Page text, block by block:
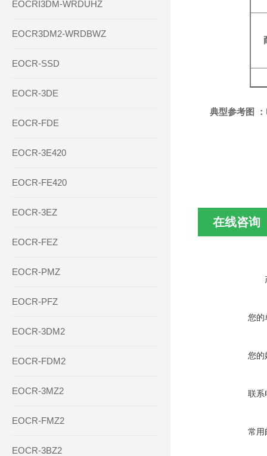
EOCRI3DM-WRDUHZ
EOCR3DM2-WRDBWZ
EOCR-SSD
EOCR-3DE
EOCR-FDE
EOCR-3E420
EOCR-FE420
EOCR-3EZ
EOCR-FEZ
EOCR-PMZ
EOCR-PFZ
EOCR-3DM2
EOCR-FDM2
EOCR-3MZ2
EOCR-FMZ2
EOCR-3BZ2
典型参考图
在线咨询
您的
您的
联系
常用